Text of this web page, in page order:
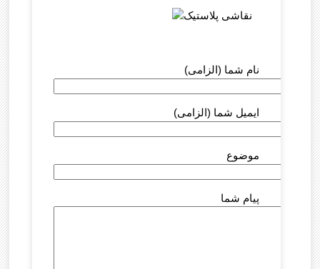
نام شما (الزامی)
ایمیل شما (الزامی)
موضوع
پیام شما